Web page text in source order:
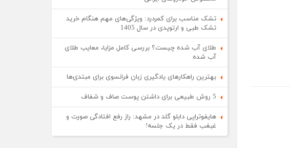
تشک مناسب برای کمردرد: ویژگی‌های مهم هنگام خرید
تشک طبی و ارتوپدی در سال 1405
طلای آب شده چیست؟ بررسی کامل مزایا، معایب طلای
آب شده
بهترین راهکارهای یادگیری زبان فرانسوی برای مبتدی‌ها
5 روش طبیعی برای داشتن پوست صاف و شفاف
هایفوتراپی دابلو گلد در مشهد: راز رفع افتادگی صورت و
غبغب فقط در یک جلسه!